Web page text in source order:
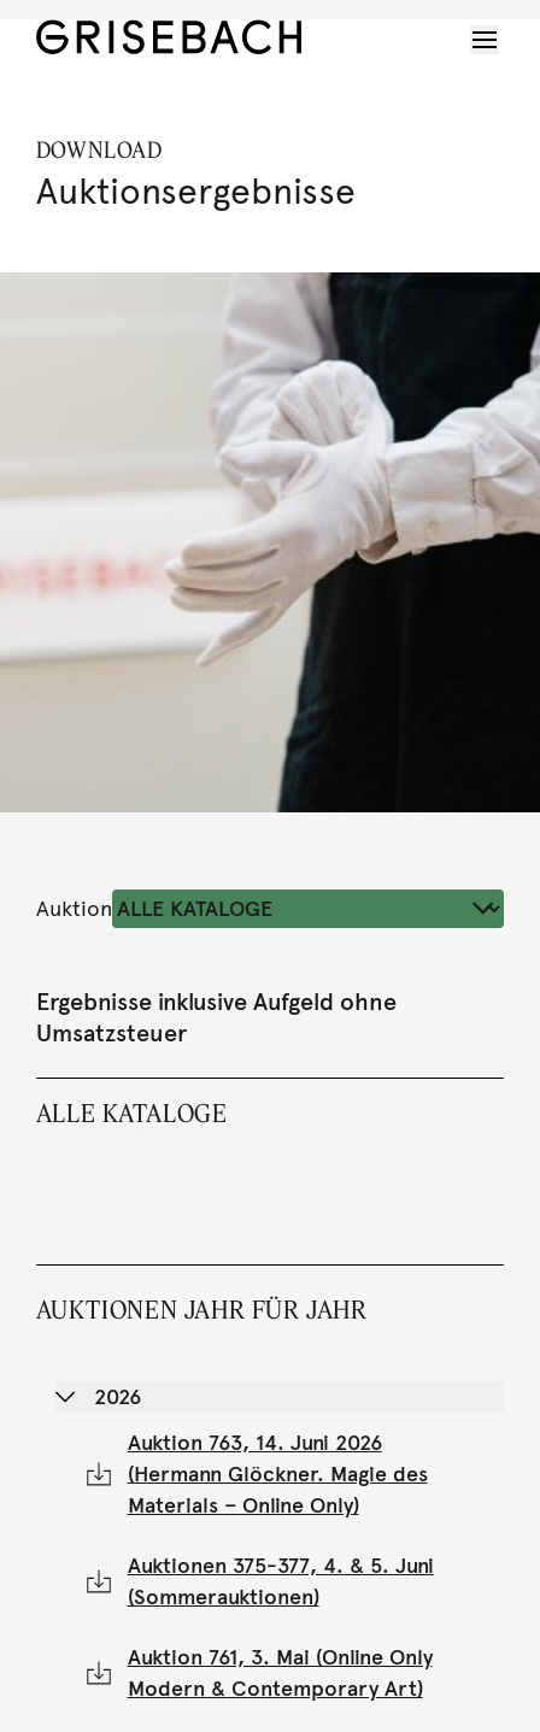
DOWNLOAD
Auktionsergebnisse
Auktion
Ergebnisse inklusive Aufgeld ohne
Umsatzsteuer
ALLE KATALOGE
AUKTIONEN JAHR FÜR JAHR
2026
Auktion 763, 14. Juni 2026
(Hermann Glöckner. Magie des
Materials – Online Only)
Auktionen 375-377, 4. & 5. Juni
(Sommerauktionen)
Auktion 761, 3. Mai (Online Only
Modern & Contemporary Art)